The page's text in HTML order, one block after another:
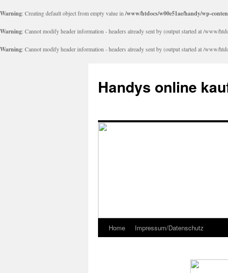
Warning: Creating default object from empty value in /www/htdocs/w00e51ae/handy/wp-
Warning: Cannot modify header information - headers already sent by (output started at /www/
Warning: Cannot modify header information - headers already sent by (output started at /www/
Handys online
Home Impressum/Datenschutz